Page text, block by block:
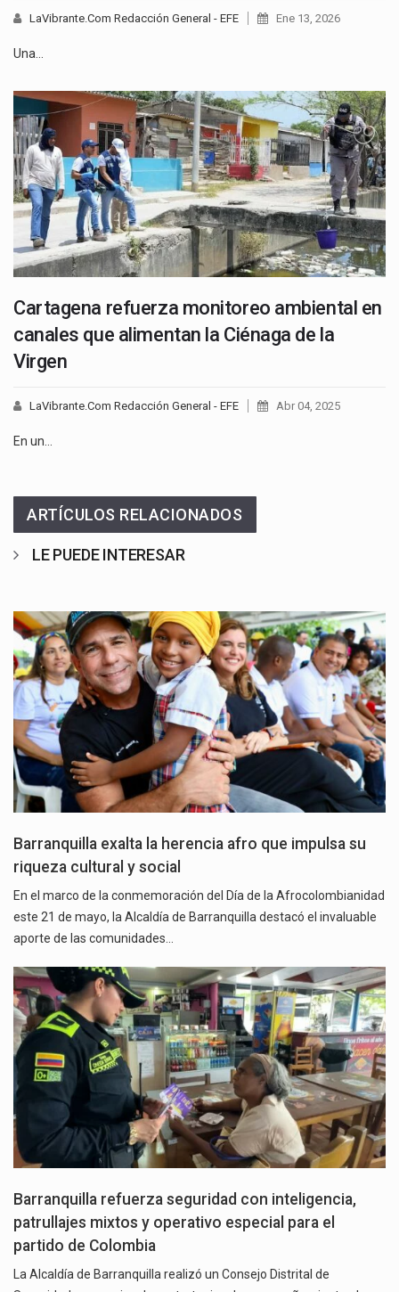
LaVibrante.Com Redacción General - EFE Ene 13, 2026
Una…
Cartagena refuerza monitoreo ambiental en
canales que alimentan la Ciénaga de la
Virgen
LaVibrante.Com Redacción General - EFE Abr 04, 2025
En un…
ARTÍCULOS RELACIONADOS
LE PUEDE INTERESAR
Barranquilla exalta la herencia afro que impulsa su
riqueza cultural y social
En el marco de la conmemoración del Día de la Afrocolombianidad
este 21 de mayo, la Alcaldía de Barranquilla destacó el invaluable
aporte de las comunidades…
Barranquilla refuerza seguridad con inteligencia,
patrullajes mixtos y operativo especial para el
partido de Colombia
La Alcaldía de Barranquilla realizó un Consejo Distrital de